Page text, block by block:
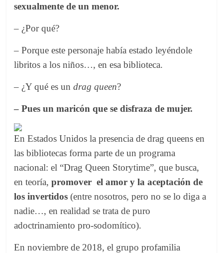
sexualmente de un menor.
– ¿Por qué?
– Porque este personaje había estado leyéndole
libritos a los niños…, en esa biblioteca.
– ¿Y qué es undrag queen?
– Pues un maricón que se disfraza de mujer.
En Estados Unidos la presencia de drag queens en
las bibliotecas forma parte de un programa
nacional: el “Drag Queen Storytime”, que busca,
en teoría,promover el amor y la aceptación de
los invertidos(entre nosotros, pero no se lo diga a
nadie…, en realidad se trata de puro
adoctrinamiento pro-sodomítico).
En noviembre de 2018, el grupo profamilia